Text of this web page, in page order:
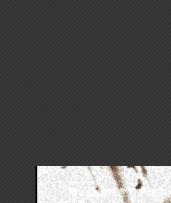
怖い話は好きですか